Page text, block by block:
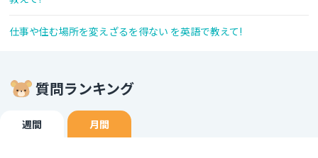
仕事や住む場所を変えざるを得ない を英語で教えて!
質問ランキング
週間 月間